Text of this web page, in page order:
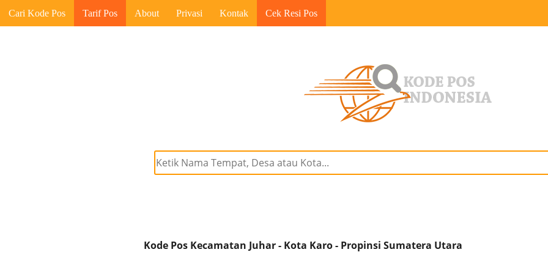
Cari Kode Pos Tarif Pos About Privasi Kontak Cek Resi Pos
Kode Pos Kecamatan Juhar - Kota Karo - Propinsi Sumatera Utara